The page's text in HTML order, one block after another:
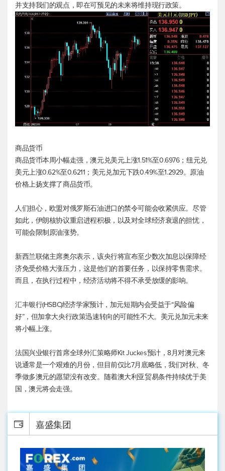
并支持我们的观点，即在可预见的未来将维持现行政策。
商品货币
商品货币本周小幅走强，澳元兑美元上涨1.51%至0.6976； 纽元兑
美元上涨0.62%至0.6211； 美元兑加元下跌0.49%至1.2929。原油
价格上扬支撑了商品货币。
人们担心，欧盟对俄罗斯石油进口的禁令可能会收紧供应。尽管
如此，伊朗核协议重启进程积极，以及对全球经济衰退的担忧，
可能会限制原油涨势。
新西兰联储主席奥尔表示，该央行将宣布至少数次加息以保障经
济免受价格大涨压力，这是他们的首要任务，以保持零售需求。
而且，在执行过程中，经济活动将不得不承受放缓的影响。
汇丰银行(HSBC)经济学家预计，加元短期内会受益于“风险偏
好”，但加拿大央行政策迅速转向的可能性不大。 美元兑加元未来
将小幅上涨。
法国兴业银行首席全球外汇策略师Kit Juckes预计，8月对澳元来
说通常是一个艰难的月份，但目前仅比7月底略低，我们对秋、冬
季做多澳元的愿望没有改变。随着澳大利亚贸易条件持续优于美
国，澳元将会走强。
嘉盛集团